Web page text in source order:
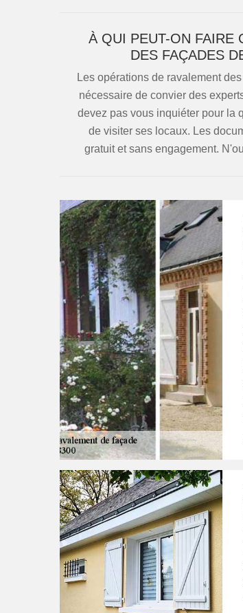
À QUI PEUT-ON FAIRE
DES FAÇADES
Les opérations de ravalement
nécessaire de convier des
devez pas vous inquiéter pour la
de visiter ses locaux. Les
gratuit et sans engagement.